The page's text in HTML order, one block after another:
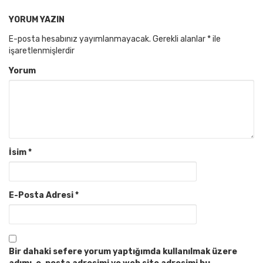
YORUM YAZIN
E-posta hesabınız yayımlanmayacak. Gerekli alanlar *ile
işaretlenmişlerdir
Yorum
İsim*
E-Posta Adresi*
Bir dahaki sefere yorum yaptığımda kullanılmak üzere